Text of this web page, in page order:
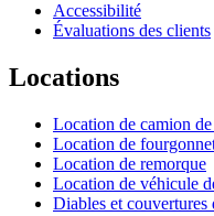
Accessibilité
Évaluations des clients
Locations
Location de camion
Location de
Location de remorque
Location de véhicule
Diables et couvertures